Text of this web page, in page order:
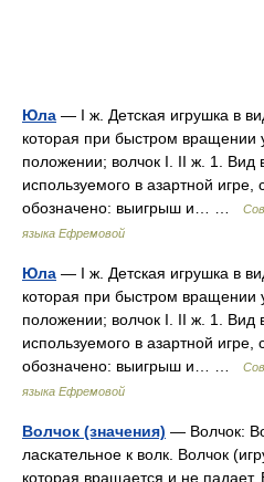
Юла — I ж. Детская игрушка в
которая при быстром вращении
положении; волчок I. II ж. 1. Вид
используемого в азартной
обозначено: выигрыш и… …
языка Ефремовой
Юла — I ж. Детская игрушка в
которая при быстром вращении
положении; волчок I. II ж. 1. Вид
используемого в азартной
обозначено: выигрыш и… …
языка Ефремовой
Волчок (значения) — Волчок:
ласкательное к волк. Волчок
которая вращается и не